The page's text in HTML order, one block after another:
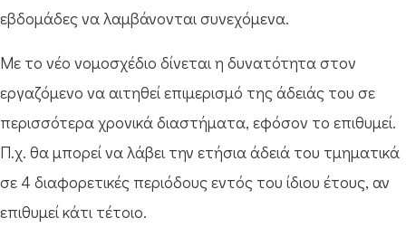
εβδομάδες να λαμβάνονται συνεχόμενα.
Με το νέο νομοσχέδιο δίνεται η δυνατότητα στον
εργαζόμενο να αιτηθεί επιμερισμό της άδειάς του σε
περισσότερα χρονικά διαστήματα, εφόσον το επιθυμεί.
Π.χ. θα μπορεί να λάβει την ετήσια άδειά του τμηματικά
σε 4 διαφορετικές περιόδους εντός του ίδιου έτους, αν
επιθυμεί κάτι τέτοιο.